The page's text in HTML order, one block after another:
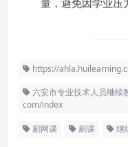
https://
六安市专业技术人员继
com/index
刷网课 刷课 继